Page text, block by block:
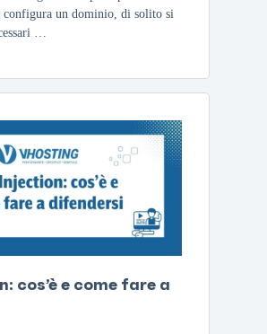
configura un dominio, di solito si
…
cos’è e come fare a